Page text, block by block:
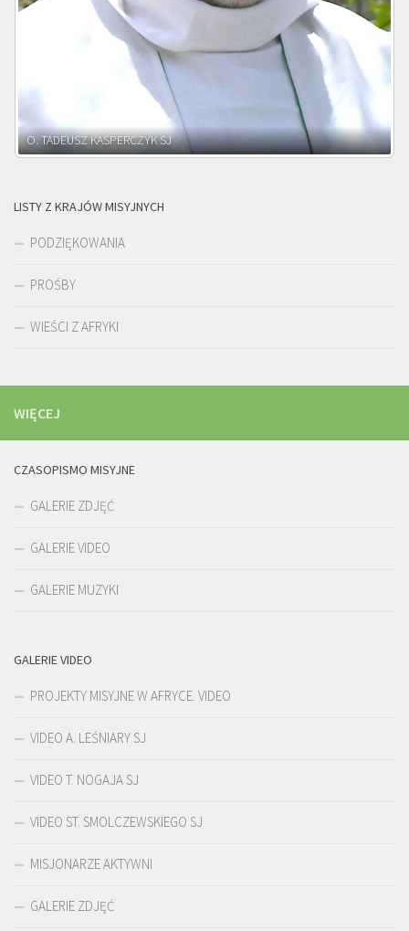
O. ADNRZEJ LEŚNIARA SJ
LISTY Z KRAJÓW MISYJNYCH
PODZIĘKOWANIA
PROŚBY
WIEŚCI Z AFRYKI
WIĘCEJ
CZASOPISMO MISYJNE
GALERIE ZDJĘĆ
GALERIE VIDEO
GALERIE MUZYKI
GALERIE VIDEO
PROJEKTY MISYJNE W AFRYCE. VIDEO
VIDEO A. LEŚNIARY SJ
VIDEO T. NOGAJA SJ
VIDEO ST. SMOLCZEWSKIEGO SJ
MISJONARZE AKTYWNI
GALERIE ZDJĘĆ